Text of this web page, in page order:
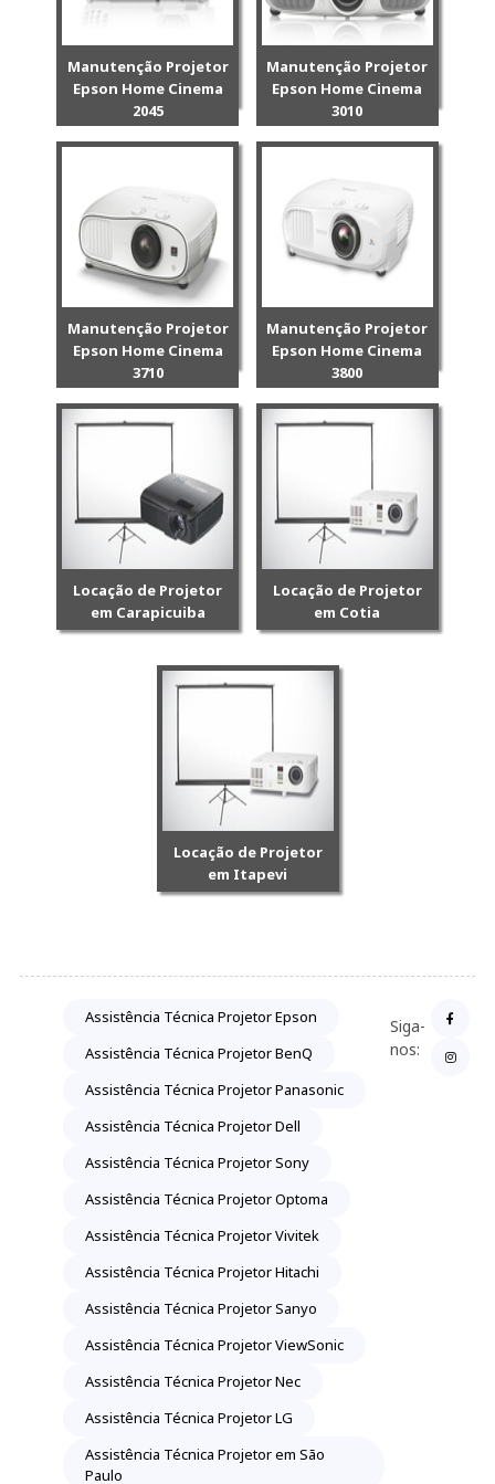
Manutenção Projetor
Epson Home Cinema
2045
Manutenção Projetor
Epson Home Cinema
3010
Manutenção Projetor
Epson Home Cinema
3710
Manutenção Projetor
Epson Home Cinema
3800
Locação de Projetor
em Carapicuiba
Locação de Projetor
em Cotia
Locação de Projetor
em Itapevi
Assistência Técnica Projetor Epson
Assistência Técnica Projetor BenQ
Assistência Técnica Projetor Panasonic
Assistência Técnica Projetor Dell
Assistência Técnica Projetor Sony
Assistência Técnica Projetor Optoma
Assistência Técnica Projetor Vivitek
Assistência Técnica Projetor Hitachi
Assistência Técnica Projetor Sanyo
Assistência Técnica Projetor ViewSonic
Assistência Técnica Projetor Nec
Assistência Técnica Projetor LG
Assistência Técnica Projetor em São
Paulo
Siga-
nos: